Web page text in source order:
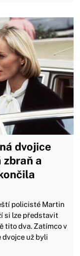
dvojice
a
policisté Martin
si lze představit
tito dva. Zatímco v
už byli